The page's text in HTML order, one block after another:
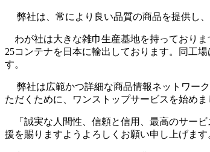
弊社は、常により良い品質の商品を提供し、
わが社は大きな雑巾生産基地を持っておりま
25コンテナを日本に輸出しております。同工
す。
弊社は広範かつ詳細な商品情報ネットワー
ただくために、ワンストップサービスを始め
「誠実な人間性、信頼と信用、最高のサー
援を賜りますようよろしくお願い申し上げます